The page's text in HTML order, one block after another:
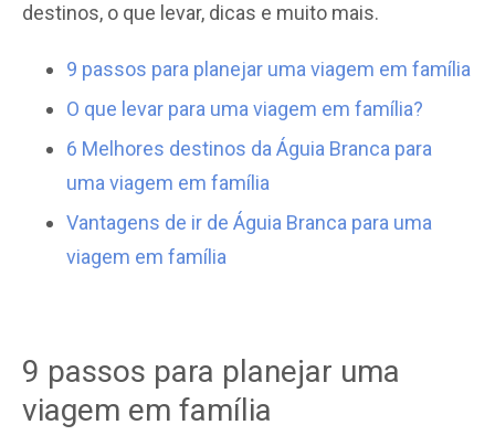
destinos, o que levar, dicas e muito mais.
9 passos para planejar uma viagem em família
O que levar para uma viagem em família?
6 Melhores destinos da Águia Branca para
uma viagem em família
Vantagens de ir de Águia Branca para uma
viagem em família
9 passos para planejar uma
viagem em família